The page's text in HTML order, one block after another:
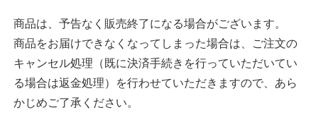
商品は、予告なく販売終了になる場合がございます。
商品をお届けできなくなってしまった場合は、ご注文の
キャンセル処理（既に決済手続きを行っていただいてい
る場合は返金処理）を行わせていただきますので、あら
かじめご了承ください。